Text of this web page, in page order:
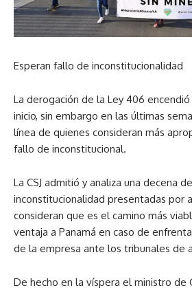
Esperan fallo de inconstitucionalidad
La derogación de la Ley 406
inicio, sin embargo en las últimas
línea de quienes consideran más
fallo de inconstitucional.
La CSJ admitió y analiza una decena
inconstitucionalidad presentadas por
consideran que es el camino más
ventaja a Panamá en caso de
de la empresa ante los tribunales de
De hecho en la víspera el ministro de